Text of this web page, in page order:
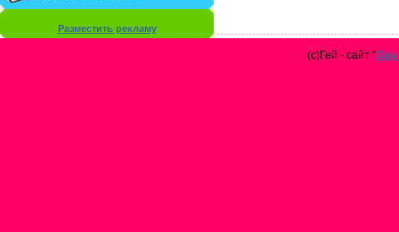
Разместить рекламу
(с)Гей - сайт "Gay